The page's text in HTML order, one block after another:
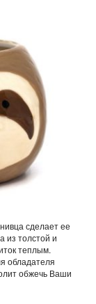
сделает ее
из толстой и
теплым.
обладателя
обжечь Ваши